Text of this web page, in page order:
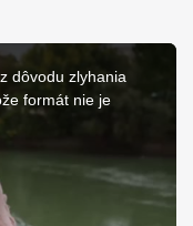
dôvodu zlyhania
formát nie je